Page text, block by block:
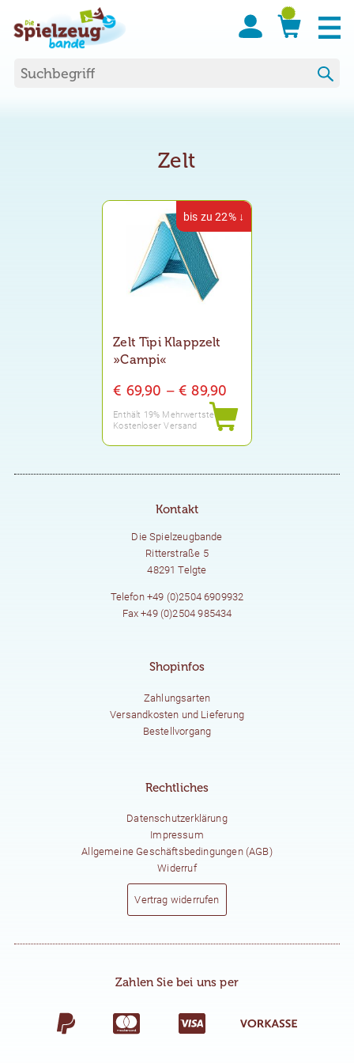
Zelt
bis zu 22% ↓
Zelt Tipi Klappzelt
»Campi«
€ 69,90 –€ 89,90
€ 69,90
Enthält 19% Mehrwertsteuer
Kostenloser Versand
Kontakt
Die Spielzeugbande
Ritterstraße 5
48291 Telgte
Telefon +49 (0)2504 6909932
Fax +49 (0)2504 985434
Shopinfos
Zahlungsarten
Versandkosten und Lieferung
Bestellvorgang
Rechtliches
Datenschutzerklärung
Impressum
Allgemeine Geschäftsbedingungen (AGB)
Widerruf
Vertrag widerrufen
Zahlen Sie bei uns per